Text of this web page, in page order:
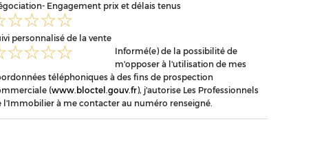
Engagement prix et délais tenus
personnalisé de la vente
Informé(e) de la possibilité de
m'opposer à l'utilisation de mes
téléphoniques à des fins de prospection
(www.bloctel.gouv.fr), j'autorise Les Professionnels
l'Immobilier à me contacter au numéro renseigné.